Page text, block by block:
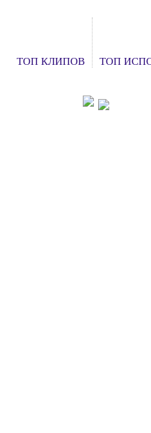
ТОП КЛИПОВ ТОП